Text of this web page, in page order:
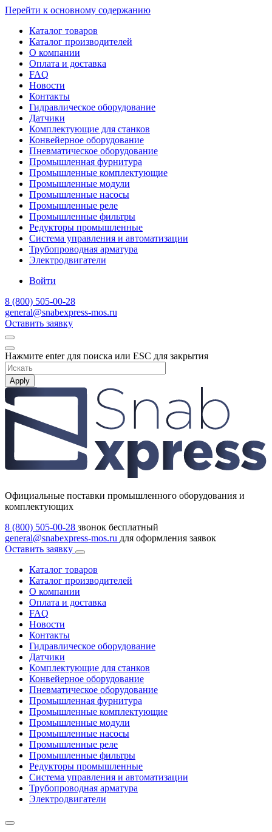
Перейти к основному содержанию
Каталог товаров
Каталог производителей
О компании
Оплата и доставка
FAQ
Новости
Контакты
Гидравлическое оборудование
Датчики
Комплектующие для станков
Конвейерное оборудование
Пневматическое оборудование
Промышленная фурнитура
Промышленные комплектующие
Промышленные модули
Промышленные насосы
Промышленные реле
Промышленные фильтры
Редукторы промышленные
Система управления и автоматизации
Трубопроводная арматура
Электродвигатели
Войти
8 (800) 505-00-28
general@snabexpress-mos.ru
Оставить заявку
Нажмите enter для поиска или ESC для закрытия
Apply
Официальные поставки промышленного оборудования и
комплектующих
8 (800) 505-00-28 звонок бесплатный
general@snabexpress-mos.ru для оформления заявок
Оставить заявку
Каталог товаров
Каталог производителей
О компании
Оплата и доставка
FAQ
Новости
Контакты
Гидравлическое оборудование
Датчики
Комплектующие для станков
Конвейерное оборудование
Пневматическое оборудование
Промышленная фурнитура
Промышленные комплектующие
Промышленные модули
Промышленные насосы
Промышленные реле
Промышленные фильтры
Редукторы промышленные
Система управления и автоматизации
Трубопроводная арматура
Электродвигатели